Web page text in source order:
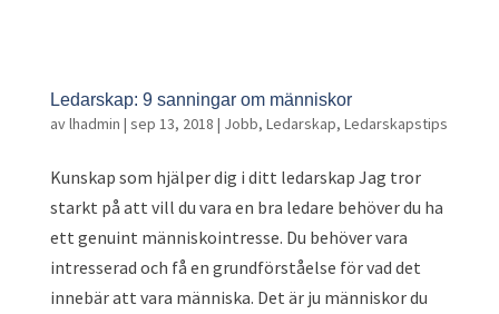
Ledarskap: 9 sanningar om människor
avlhadmin | sep 13, 2018 | Jobb, Ledarskap, Ledarskapstips
Kunskap som hjälper dig i ditt ledarskap Jag tror
starkt på att vill du vara en bra ledare behöver du ha
ett genuint människointresse. Du behöver vara
intresserad och få en grundförståelse för vad det
innebär att vara människa. Det är ju människor du